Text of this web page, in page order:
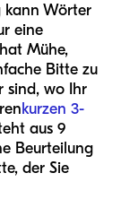
kann Wörter
eine
Mühe,
Bitte zu
sind, wo Ihr
kurzen 3-
aus 9
Beurteilung
der Sie